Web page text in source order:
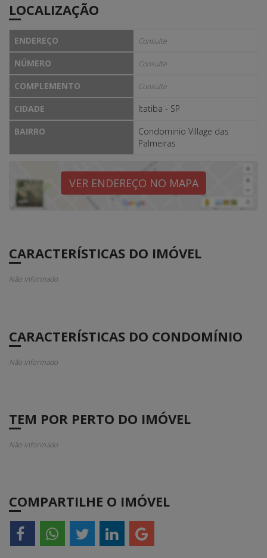
LOCALIZAÇÃO
ENDEREÇO Consulte
NÚMERO Consulte
COMPLEMENTO Consulte
CIDADE
Itatiba - SP
BAIRRO
Condominio Village das
Palmeiras
VER ENDEREÇO NO MAPA
CARACTERÍSTICAS DO IMÓVEL
Não Informado
CARACTERÍSTICAS DO CONDOMÍNIO
Não Informado
TEM POR PERTO DO IMÓVEL
Não Informado
COMPARTILHE O IMÓVEL